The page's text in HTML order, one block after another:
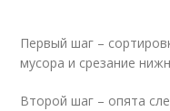
Первый шаг –
мусора и срезание
Второй шаг – опята